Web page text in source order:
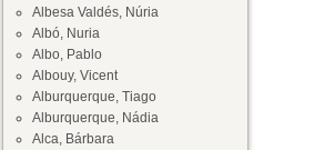
Albesa Valdés, Núria
Albó, Nuria
Albo, Pablo
Albouy, Vicent
Alburquerque, Tiago
Alburquerque, Nádia
Alca, Bárbara